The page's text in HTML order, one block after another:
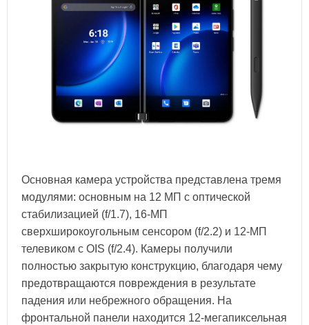
Основная камера устройства представлена тремя
модулями: основным на 12 МП с оптической
стабилизацией (f/1.7), 16-МП
сверхширокоугольным сенсором (f/2.2) и 12-МП
телевиком с OIS (f/2.4). Камеры получили
полностью закрытую конструкцию, благодаря чему
предотвращаются повреждения в результате
падения или небрежного обращения. На
фронтальной панели находится 12-мегапиксельная